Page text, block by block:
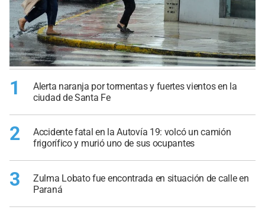
1
Alerta naranja por tormentas y fuertes vientos en la
ciudad de Santa Fe
2
Accidente fatal en la Autovía 19: volcó un camión
frigorífico y murió uno de sus ocupantes
3
Zulma Lobato fue encontrada en situación de calle en
Paraná